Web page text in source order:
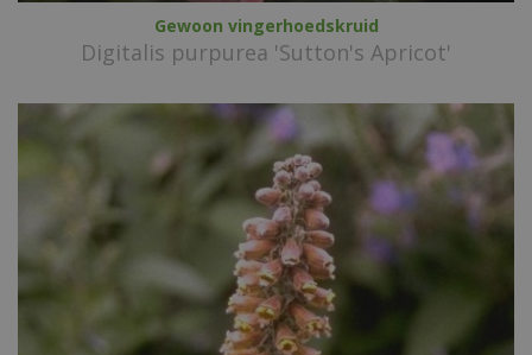
Gewoon vingerhoedskruid
Digitalis purpurea 'Sutton's Apricot'